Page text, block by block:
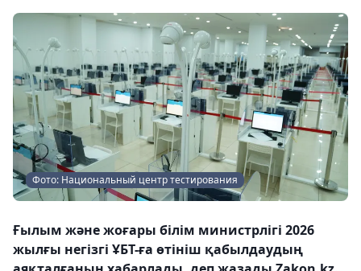
Фото: Национальный центр тестирования
Ғылым және жоғары білім министрлігі 2026
жылғы негізгі ҰБТ-ға өтініш қабылдаудың